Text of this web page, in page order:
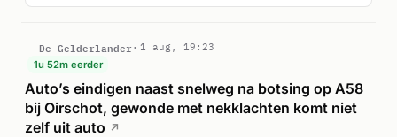
De Gelderlander
1 aug, 19:23
1u 52m eerder
Auto’s eindigen naast snelweg na botsing op A58
bij Oirschot, gewonde met nekklachten komt niet
zelf uit auto ↗